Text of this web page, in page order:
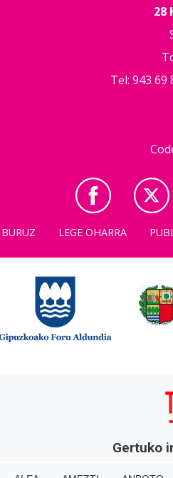
28
Tel: 943 69
LEGE OHARRA
Gertuko